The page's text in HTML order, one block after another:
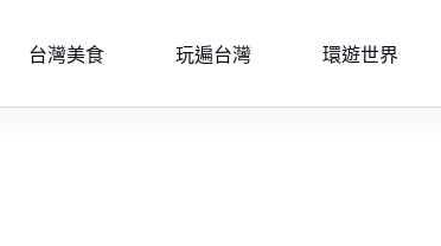
台灣美食 玩遍台灣 環遊世界